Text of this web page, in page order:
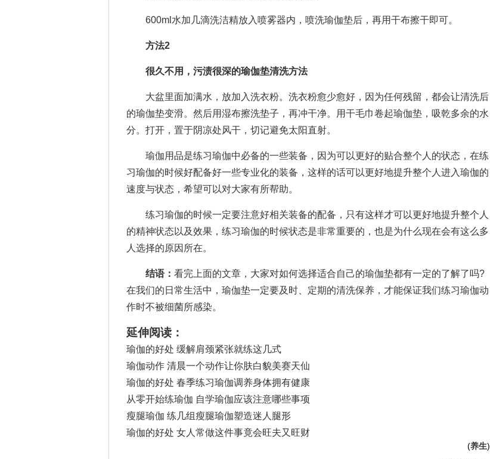
600ml水加几滴洗洁精放入喷雾器内，喷洗瑜伽垫后，再用干布擦干即可。
方法2
很久不用，污渍很深的瑜伽垫清洗方法
大盆里面加满水，放加入洗衣粉。洗衣粉愈少愈好，因为任何残留，都会让清洗后
的瑜伽垫变滑。然后用湿布擦洗垫子，再冲干净。用干毛巾卷起瑜伽垫，吸乾多余的水
分。打开，置于阴凉处风干，切记避免太阳直射。
瑜伽用品是练习瑜伽中必备的一些装备，因为可以更好的贴合整个人的状态，在练
习瑜伽的时候好配备好一些专业化的装备，这样的话可以更好地提升整个人进入瑜伽的
速度与状态，希望可以对大家有所帮助。
练习瑜伽的时候一定要注意好相关装备的配备，只有这样才可以更好地提升整个人
的精神状态以及效果，练习瑜伽的时候状态是非常重要的，也是为什么现在会有这么多
人选择的原因所在。
结语： 看完上面的文章，大家对如何选择适合自己的瑜伽垫都有一定的了解了吗?
在我们的日常生活中，瑜伽垫一定要及时、定期的清洗保养，才能保证我们练习瑜伽动
作时不被细菌所感染。
延伸阅读：
瑜伽的好处 缓解肩颈紧张就练这几式
瑜伽动作 清晨一个动作让你肤白貌美赛天仙
瑜伽的好处 春季练习瑜伽调养身体拥有健康
从零开始练瑜伽 自学瑜伽应该注意哪些事项
瘦腿瑜伽 练几组瘦腿瑜伽塑造迷人腿形
瑜伽的好处 女人常做这件事竟会旺夫又旺财
(养生)